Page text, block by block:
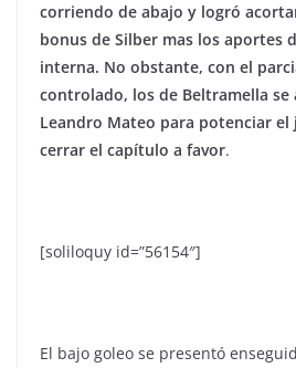
corriendo de abajo y logró
bonus de Silber mas los aportes
interna. No obstante, con el
controlado, los de Beltramella se
Leandro Mateo para potenciar
cerrar el capítulo a favor.
[soliloquy id=”56154″]
El bajo goleo se presentó